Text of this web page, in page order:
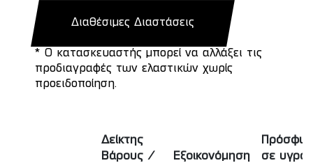
Διαθέσιμες Διαστάσεις
* Ο κατασκευαστής μπορεί να αλλάξει τις
προδιαγραφές των ελαστικών χωρίς
προειδοποίηση.
Δείκτης
Βάρους /
Εξοικονόμηση
σε υγρό